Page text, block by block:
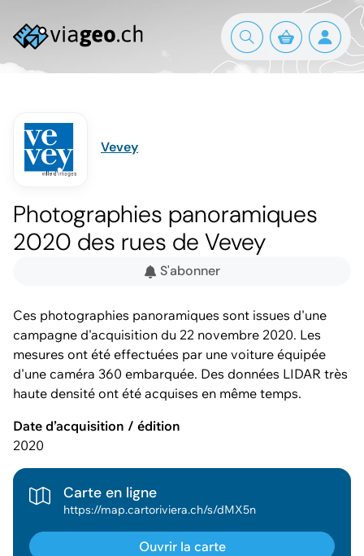
Vevey
Photographies panoramiques
2020 des rues de Vevey
S'abonner
Ces photographies panoramiques sont issues d'une
campagne d'acquisition du 22 novembre 2020. Les
mesures ont été effectuées par une voiture équipée
d'une caméra 360 embarquée. Des données LIDAR très
haute densité ont été acquises en même temps.
Date d’acquisition / édition
2020
Carte en ligne
https://map.cartoriviera.ch/s/dMX5n
Ouvrir la carte